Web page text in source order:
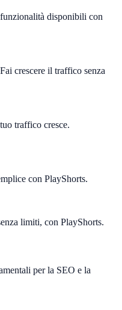
disponibili con
crescere il traffico senza
traffico cresce.
con PlayShorts.
limiti, con PlayShorts.
per la SEO e la